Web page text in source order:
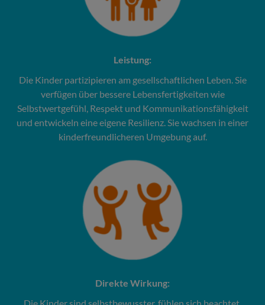
Leistung:
Die Kinder partizipieren am gesellschaftlichen Leben. Sie
verfügen über bessere Lebensfertigkeiten wie
Selbstwertgefühl, Respekt und Kommunikationsfähigkeit
und entwickeln eine eigene Resilienz. Sie wachsen in einer
kinderfreundlicheren Umgebung auf.
Direkte Wirkung:
Die Kinder sind selbstbewusster, fühlen sich beachtet,